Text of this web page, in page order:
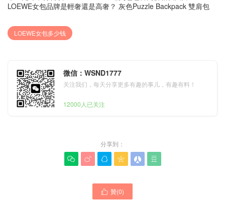
LOEWE女包品牌是輕奢還是高奢？ 灰色Puzzle Backpack 雙肩包
LOEWE女包多少钱
微信：WSND1777
关注我们，每天分享更多有趣的事儿，有趣有料！
12000人已关注
分享到：
     
 贊(0)
LOEWE女包是那個國家的牌
LOEWE女包 折疊 puzzle